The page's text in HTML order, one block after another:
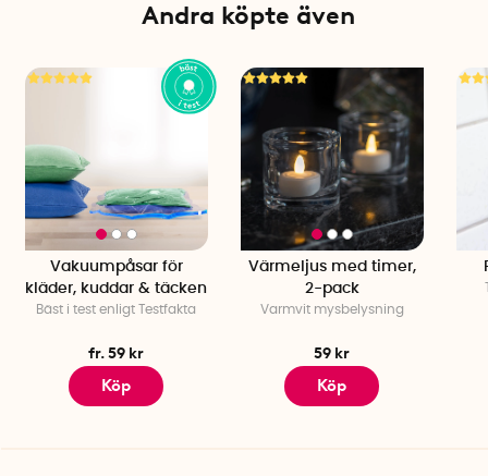
Andra köpte även
Vakuumpåsar för
kläder, kuddar & täcken
Bäst i test enligt Testfakta
fr. 59 kr
Köp
Värmeljus med timer,
2-pack
Varmvit mysbelysning
59 kr
Köp